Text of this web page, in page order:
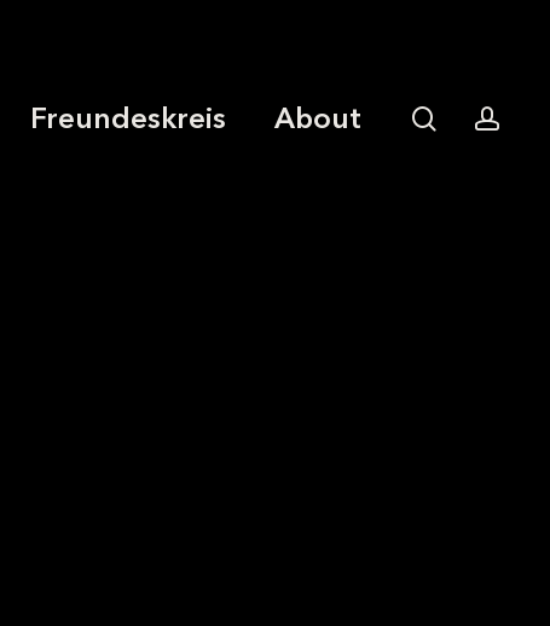
Freundeskreis About search